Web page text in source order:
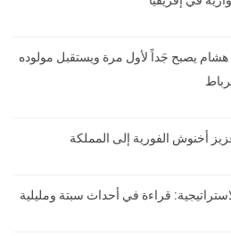
هشام يصبح جَداً لأول مرة ويستقبل مولوده
أخنوش الفورية إلى المملكة
قراءة في أحداث سبتة ومليلية